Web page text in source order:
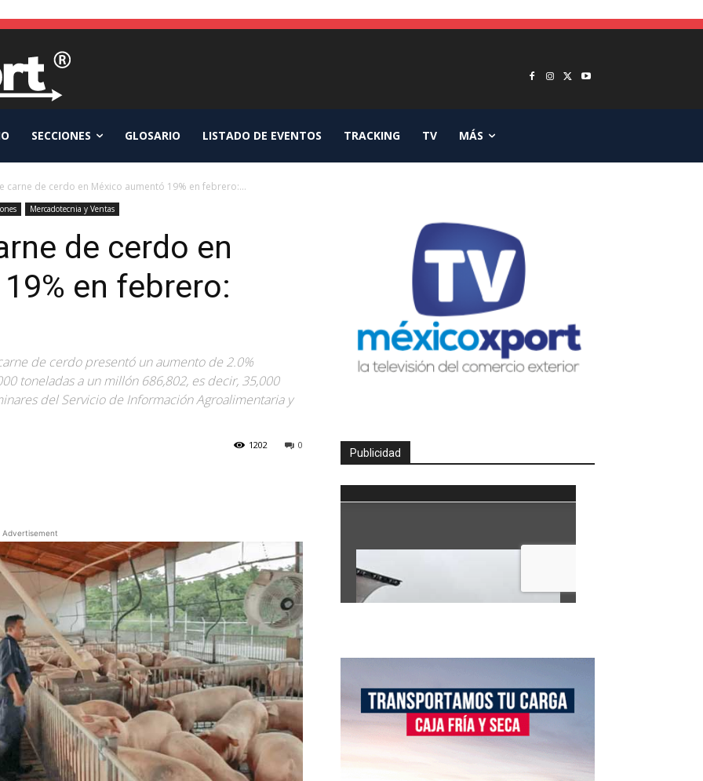
SECCIONES GLOSARIO LISTADO DE EVENTOS TRACKING TV MÁS
carne de cerdo en México aumentó 19% en febrero:...
Mercadotecnia y Ventas
de cerdo en
en febrero:
de cerdo presentó un aumento de 2.0%
toneladas a un millón 686,802, es decir, 35,000
del Servicio de Información Agroalimentaria y
0
1202
Advertisement
Publicidad